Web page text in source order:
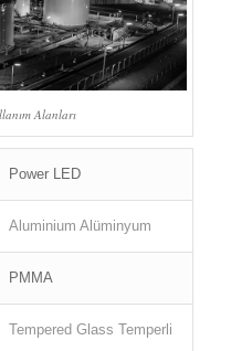
Alanları
Power LED
Aluminium Alüminyum
PMMA
Tempered Glass Temperli